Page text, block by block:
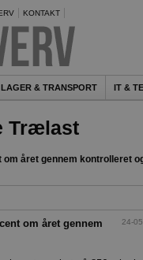
KONTAKT
LAGER & TRANSPORT IT &
Trælast
året gennem kontrolleret
24-
om året gennem